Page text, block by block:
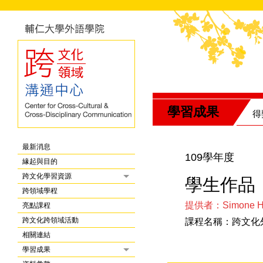
最新消息
緣起與目的
跨文化學習資源
跨領域學程
亮點課程
跨文化跨領域活動
相關連結
學習成果
學習成果 得
109學年度
學生作品
提供者：Simone
課程名稱：跨文